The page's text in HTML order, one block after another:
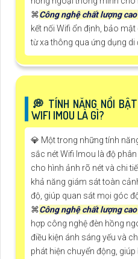
⌘Công nghệ chất lượng
kết nối Wifi ổn định, bảo
từ xa thông qua ứng dụng di
️💭 TÍNH NĂNG NỔI
WIFI IMOU LÀ GÌ?
💎 Một trong những tính
sắc nét Wifi Imou là độ
cho hình ảnh rõ nét và chi
khả năng giám sát toàn
độ, giúp quan sát mọi góc
⌘Công nghệ chất lượng
hợp công nghệ đèn hồng
điều kiện ánh sáng yếu và
phát hiện chuyển động,